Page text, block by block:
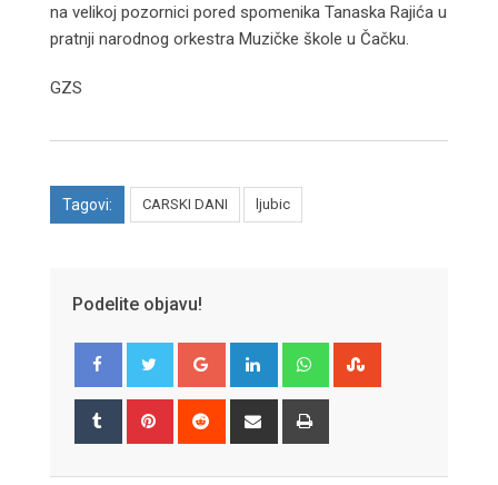
na velikoj pozornici pored spomenika Tanaska Rajića u
pratnji narodnog orkestra Muzičke škole u Čačku.
GZS
Tagovi: CARSKI DANI ljubic
Podelite objavu!
Google+ LinkedIn Whatsapp
Tumblr Pinterest Reddit
Share